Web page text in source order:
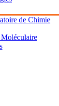
de Chimie